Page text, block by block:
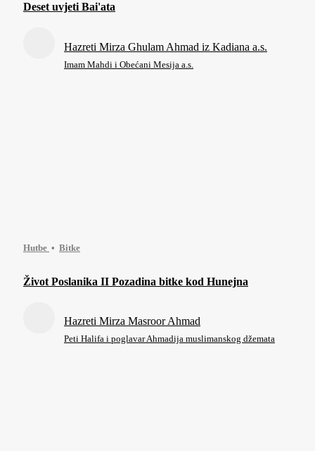
Deset uvjeti Bai'ata
Hazreti Mirza Ghulam Ahmad iz Kadiana a.s.
Imam Mahdi i Obećani Mesija a.s.
Hutbe Bitke
Život Poslanika II Pozadina bitke kod Hunejna
Hazreti Mirza Masroor Ahmad
Peti Halifa i poglavar Ahmadija muslimanskog džemata